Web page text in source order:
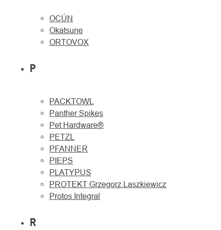
OCÚN
Okatsune
ORTOVOX
P
PACKTOWL
Panther Spikes
Pet Hardware®
PETZL
PFANNER
PIEPS
PLATYPUS
PROTEKT Grzegorz Laszkiewicz
Protos Integral
R